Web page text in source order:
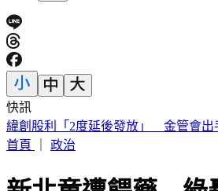
快訊
《夏日活動》航海王首度降臨花蓮鯉
首頁
政治